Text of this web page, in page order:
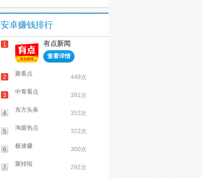
安卓赚钱排行
1 有点新闻
查看详情
2 聚看点 449次
3 中青看点 391次
4 东方头条 353次
5 淘最热点 322次
6 极速赚 300次
7 聚转啦 292次